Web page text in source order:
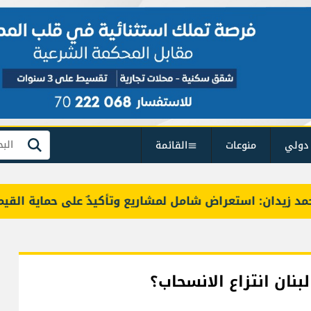
منوعات القائمة بحث
استعراض شامل لمشاريع وتأكيدٌ على حماية القيمة
انتزاع الانسحاب؟